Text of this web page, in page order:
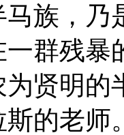
族，
群残暴
贤明的
斯的老